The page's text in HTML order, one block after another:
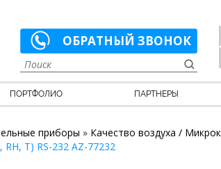
ОБРАТНЫЙ ЗВОНОК
ПОРТФОЛИО ПАРТНЕРЫ
приборы » Качество воздуха /
T) RS-232 AZ-77232